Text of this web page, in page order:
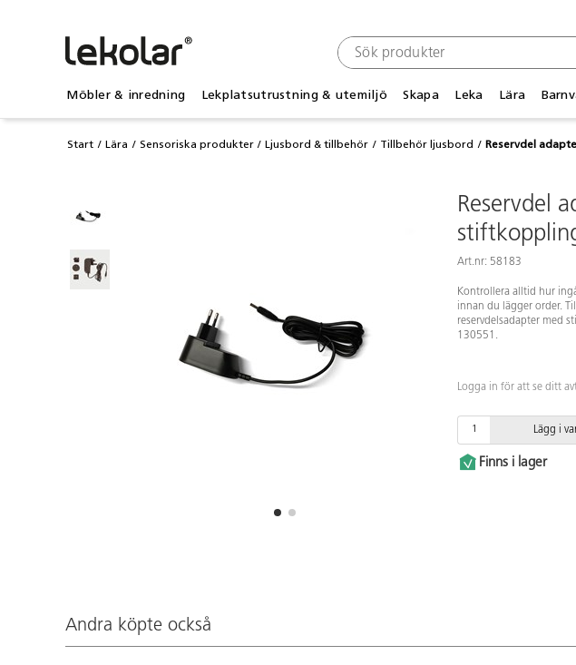
Möbler & inredning Lekplatsutrustning & utemiljö Skapa Leka Lära
Start Lära Sensoriska produkter Ljusbord & tillbehör Tillbehör ljusbord Reservdel
Reservdel
Art.nr: 58183
Kontrollera alltid hur
innan du lägger order.
reservdelsadapter med
130551.
Logga in för att se ditt
Lägg i
Finns i lager
Andra köpte också